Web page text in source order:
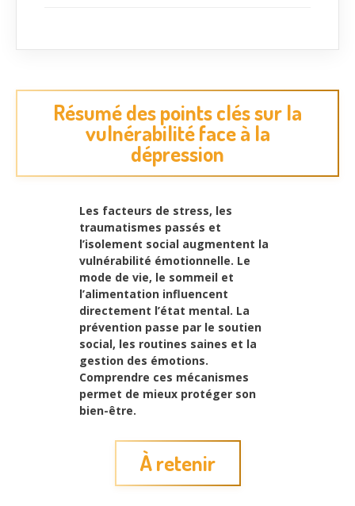
Résumé des points clés sur la
vulnérabilité face à la
dépression
Les facteurs de stress, les
traumatismes passés et
l’isolement social augmentent la
vulnérabilité émotionnelle. Le
mode de vie, le sommeil et
l’alimentation influencent
directement l’état mental. La
prévention passe par le soutien
social, les routines saines et la
gestion des émotions.
Comprendre ces mécanismes
permet de mieux protéger son
bien-être.
À retenir